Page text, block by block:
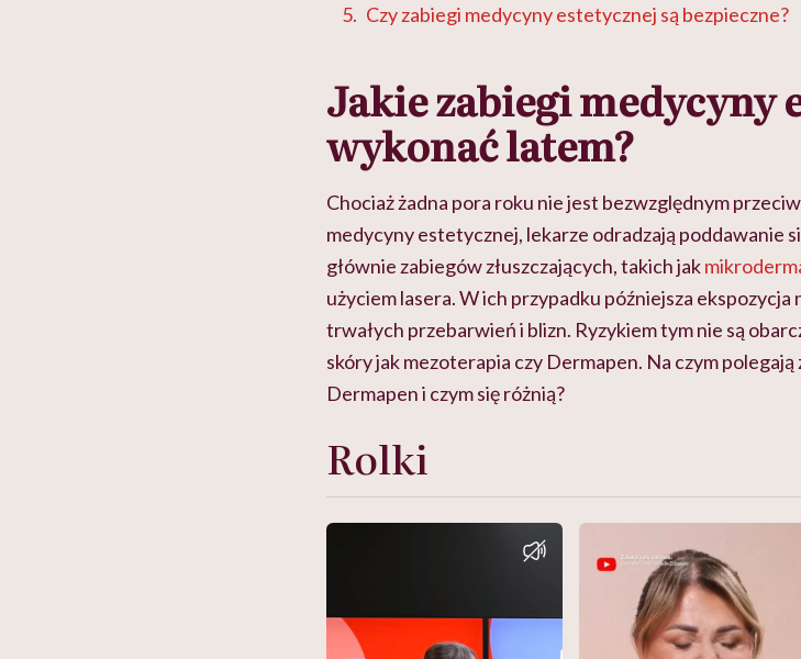
Czy zabiegi medycyny estetycznej są bezpieczne?
Jakie zabiegi medycyny
wykonać latem?
Chociażżadna pora roku nie jest bezwzględnym
medycyny estetycznej, lekarze odradzają poddawanie
głównie zabiegów złuszczających, takich jak
użyciem lasera.W ich przypadku późniejsza
trwałych przebarwień i blizn. Ryzykiem tym nie są
skóry jak mezoterapia czy Dermapen. Na czym
Dermapen i czym się różnią?
Rolki